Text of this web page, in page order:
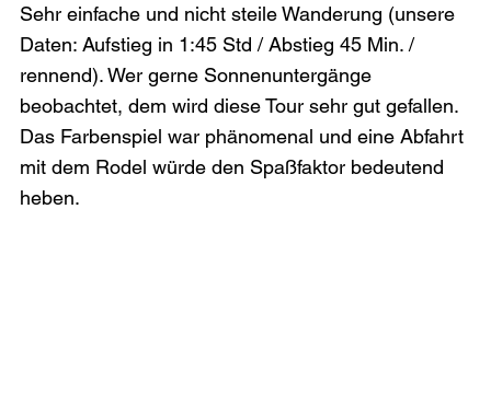
Sehr einfache und nicht steile Wanderung (unsere
Daten: Aufstieg in 1:45 Std / Abstieg 45 Min. /
rennend). Wer gerne Sonnenuntergänge
beobachtet, dem wird diese Tour sehr gut gefallen.
Das Farbenspiel war phänomenal und eine Abfahrt
mit dem Rodel würde den Spaßfaktor bedeutend
heben.